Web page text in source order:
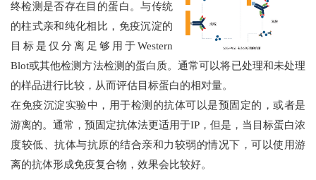
终检测是否存在目的蛋白。与传统
的柱式亲和纯化相比，免疫沉淀的
目标是仅分离足够用于Western
Blot或其他检测方法检测的蛋白质。通常可以将已处理和未处理
的样品进行比较，从而评估目标蛋白的相对量。
在免疫沉淀实验中，用于检测的抗体可以是预固定的，或者是
游离的。通常，预固定抗体法更适用于IP，但是，当目标蛋白浓
度较低、抗体与抗原的结合亲和力较弱的情况下，可以使用游
离的抗体形成免疫复合物，效果会比较好。